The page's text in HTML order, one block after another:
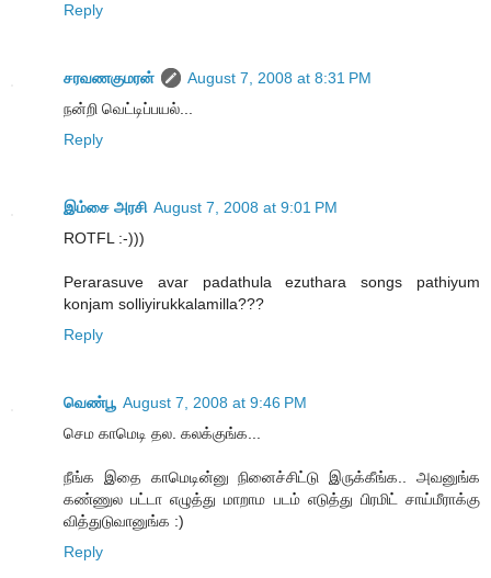
Reply
சரவணகுமரன்
August 7, 2008 at 8:31 PM
நன்றி வெட்டிப்பயல்...
Reply
இம்சை அரசி August 7, 2008 at 9:01 PM
ROTFL :-)))
Perarasuve avar padathula ezuthara songs pathiyum
konjam solliyirukkalamilla???
Reply
வெண்பூ August 7, 2008 at 9:46 PM
செம காமெடி தல. கலக்குங்க...
நீங்க இதை காமெடின்னு நினைச்சிட்டு இருக்கீங்க.. அவனுங்க
கண்ணுல பட்டா எழுத்து மாறாம படம் எடுத்து பிரமிட் சாய்மீராக்கு
வித்துடுவானுங்க :)
Reply